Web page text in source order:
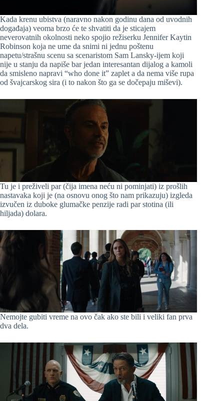
Kada krenu ubistva (naravno nakon godinu dana od uvodnih
događaja) veoma brzo će te shvatiti da je sticajem
neverovatnih okolnosti neko spojio režiserku Jennifer Kaytin
Robinson koja ne ume da snimi ni jednu poštenu
napetu/strašnu scenu sa scenaristom Sam Lansky-ijem koji
nije u stanju da napiše bar jedan interesantan dijalog a kamoli
da smisleno napravi “who done it” zaplet a da nema više rupa
od švajcarskog sira (i to nakon što ga se dočepaju miševi).
Tu je i preživeli par (čija imena neću ni pominjati) iz prošlih
nastavaka koji je (na osnovu onog što nam prikazuju) izgleda
izvučen iz duboke glumačke penzije radi par stotina (ili
hiljada) dolara.
Nemojte gubiti vreme na ovo čak ako ste bili i veliki fan prva
dva dela.